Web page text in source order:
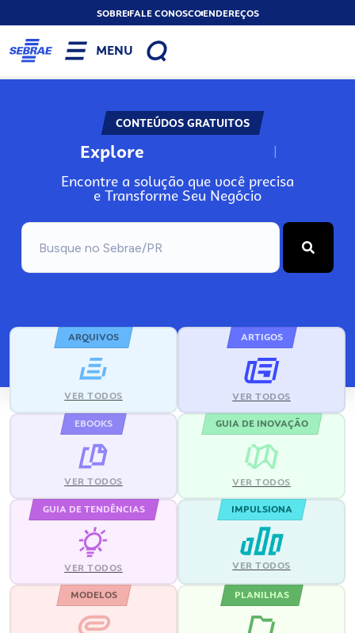
SOBREFALE CONOSCOENDEREÇOS
MENU
CONTEÚDOS GRATUITOS
Explore N
Encontre a solução que você precisa
e Transforme Seu Negócio
ARQUIVOS
VER TODOS
ARTIGOS
VER TODOS
EBOOKS
VER TODOS
GUIA DE INOVAÇÃO
VER TODOS
GUIA DE TENDÊNCIAS
VER TODOS
IMPULSIONA
VER TODOS
MODELOS PLANILHAS